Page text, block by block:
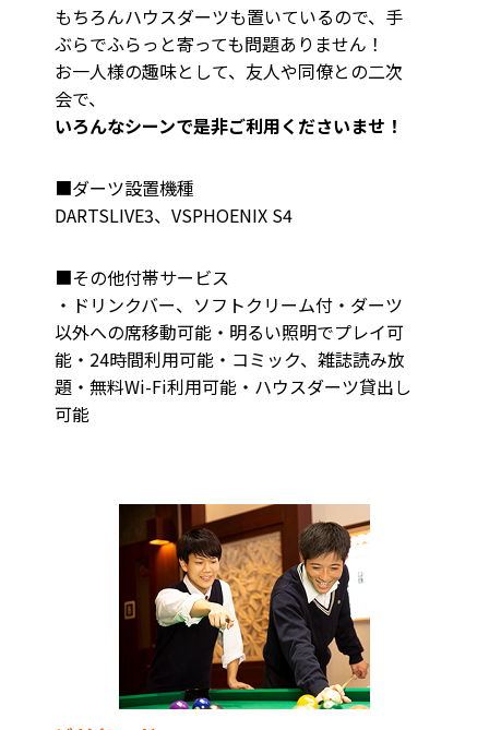
もちろんハウスダーツも置いているので、手
ぶらでふらっと寄っても問題ありません！
お一人様の趣味として、友人や同僚との二次
会で、
いろんなシーンで是非ご利用くださいませ！
■ダーツ設置機種
DARTSLIVE3、VSPHOENIX S4
■その他付帯サービス
・ドリンクバー、ソフトクリーム付・ダーツ
以外への席移動可能・明るい照明でプレイ可
能・24時間利用可能・コミック、雑誌読み放
題・無料Wi-Fi利用可能・ハウスダーツ貸出し
可能